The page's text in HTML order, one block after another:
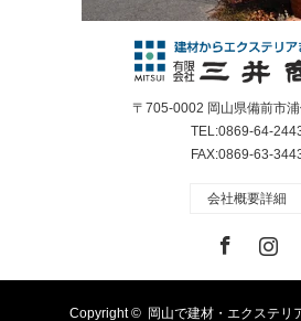
〒705-0002 岡山県備前市
TEL:0869-64-
FAX:0869-63-
会社概要詳細
Copyright © 岡山で建材・エクステリ